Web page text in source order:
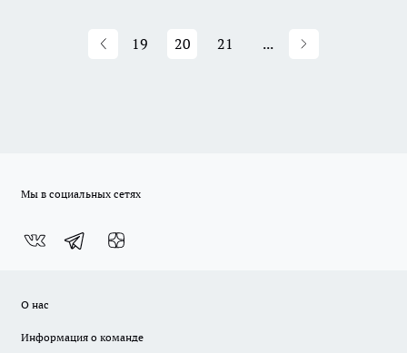
19 20 21 ...
Мы в социальных сетях
О нас
Информация о команде